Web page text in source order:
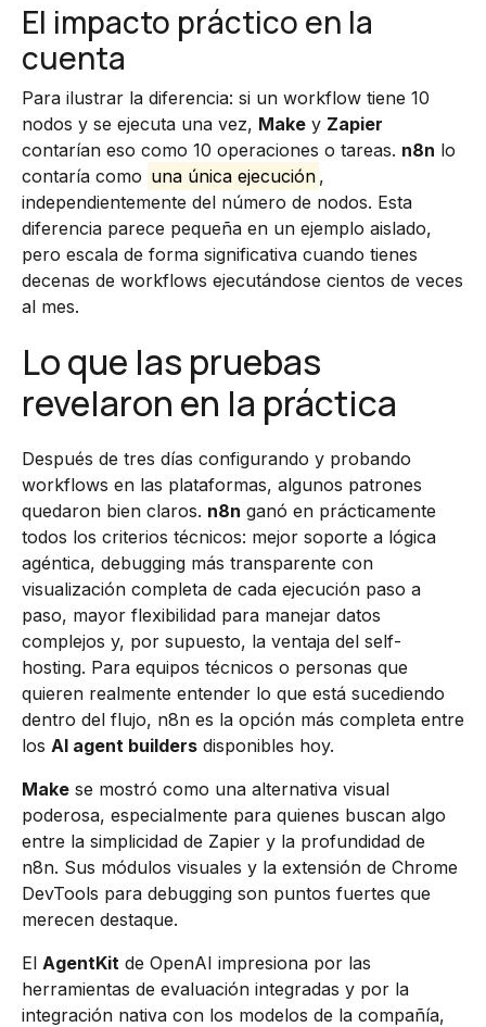
El impacto práctico en la
cuenta
Para ilustrar la diferencia: si un workflow tiene 10
nodos y se ejecuta una vez, Make y Zapier
contarían eso como 10 operaciones o tareas. n8n lo
contaría como una única ejecución ,
independientemente del número de nodos. Esta
diferencia parece pequeña en un ejemplo aislado,
pero escala de forma significativa cuando tienes
decenas de workflows ejecutándose cientos de veces
al mes.
Lo que las pruebas
revelaron en la práctica
Después de tres días configurando y probando
workflows en las plataformas, algunos patrones
quedaron bien claros. n8n ganó en prácticamente
todos los criterios técnicos: mejor soporte a lógica
agéntica, debugging más transparente con
visualización completa de cada ejecución paso a
paso, mayor flexibilidad para manejar datos
complejos y, por supuesto, la ventaja del self-
hosting. Para equipos técnicos o personas que
quieren realmente entender lo que está sucediendo
dentro del flujo, n8n es la opción más completa entre
los AI agent builders disponibles hoy.
Make se mostró como una alternativa visual
poderosa, especialmente para quienes buscan algo
entre la simplicidad de Zapier y la profundidad de
n8n. Sus módulos visuales y la extensión de Chrome
DevTools para debugging son puntos fuertes que
merecen destaque.
El AgentKit de OpenAI impresiona por las
herramientas de evaluación integradas y por la
integración nativa con los modelos de la compañía,